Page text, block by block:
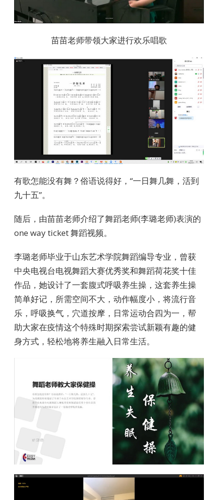
苗苗老师带领大家进行欢乐唱歌
有歌怎能没有舞？俗语说得好，“一日舞几舞，活到
九十五”。
随后，由苗苗老师介绍了舞蹈老师(李璐老师)表演的
one way ticket 舞蹈视频。
李璐老师毕业于山东艺术学院舞蹈编导专业，曾获
中央电视台电视舞蹈大赛优秀奖和舞蹈荷花奖十佳
作品，她设计了一套腹式呼吸养生操，这套养生操
简单好记，所需空间不大，动作幅度小，将流行音
乐，呼吸换气，穴道按摩，日常运动合四为一，帮
助大家在疫情这个特殊时期探索尝试新颖有趣的健
身方式，轻松地将养生融入日常生活。